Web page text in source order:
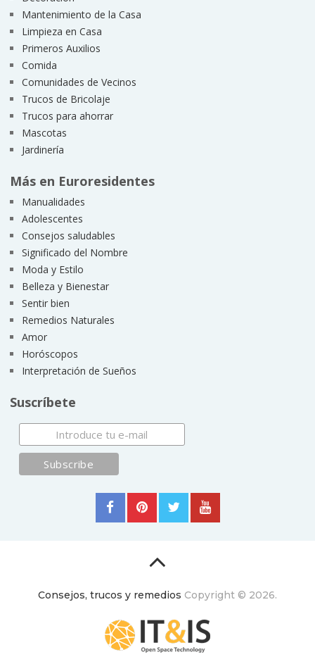
Mantenimiento de la Casa
Limpieza en Casa
Primeros Auxilios
Comida
Comunidades de Vecinos
Trucos de Bricolaje
Trucos para ahorrar
Mascotas
Jardinería
Más en Euroresidentes
Manualidades
Adolescentes
Consejos saludables
Significado del Nombre
Moda y Estilo
Belleza y Bienestar
Sentir bien
Remedios Naturales
Amor
Horóscopos
Interpretación de Sueños
Suscríbete
Consejos, trucos y remedios Copyright © 2026.